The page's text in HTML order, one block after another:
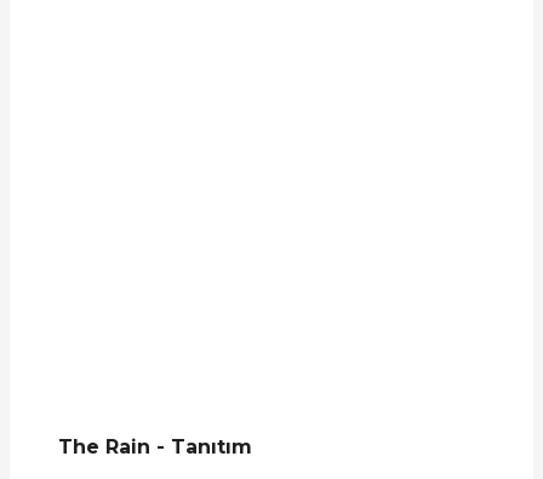
The Rain - Tanıtım